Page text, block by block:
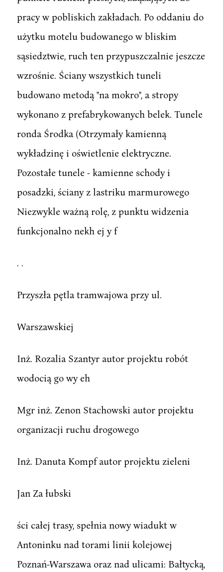
pracy w pobliskich zakładach. Po oddaniu do
użytku motelu budowanego w bliskim
sąsiedztwie, ruch ten przypuszczalnie jeszcze
wzrośnie. Ściany wszystkich tuneli
budowano metodą "na mokro", a stropy
wykonano z prefabrykowanych belek. Tunele
ronda Środka (Otrzymały kamienną
wykładzinę i oświetlenie elektryczne.
Pozostałe tunele - kamienne schody i
posadzki, ściany z lastriku marmurowego
Niezwykle ważną rolę, z punktu widzenia
funkcjonalno nekh ej y f
Przyszła pętla tramwajowa przy ul.
Warszawskiej
Inż. Rozalia Szantyr autor projektu robót
wodocią go wy eh
Mgr inż. Zenon Stachowski autor projektu
organizacji ruchu drogowego
Inż. Danuta Kompf autor projektu zieleni
Jan Za łubski
ści całej trasy, spełnia nowy wiadukt w
Antoninku nad torami linii kolejowej
Poznań-Warszawa oraz nad ulicami: Bałtycką,